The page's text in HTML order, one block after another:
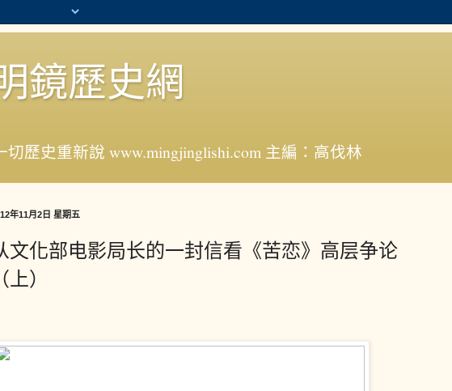
鏡歷史網
切歷史重新說 www.mingjinglishi.com 主編：高伐林
年11月2日 星期五
文化部电影局长的一封信看《苦恋》高层争论
（上）